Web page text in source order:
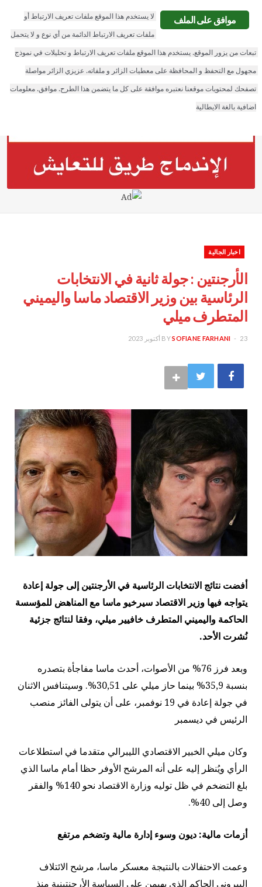
F
a
c
e
b
k
T
w
i
t
G
o
o
g
l
L
i
n
k
e
n
الجالية نيوز
اخبار الجالية
الأرجنتين : جولة ثانية في الانتخابات
الرئاسية بين وزير الاقتصاد ماسا واليميني
المتطرف ميلي
BYSOFIANE FARHANI 23 أكتوبر 2023
أفضت نتائج الانتخابات الرئاسية في الأرجنتين إلى جولة إعادة
يتواجه فيها وزير الاقتصاد سيرخيو ماسا مع المناهض للمؤسسة
الحاكمة واليميني المتطرف خافيير ميلي، وفقا لنتائج جزئية
نُشرت الأحد.
وبعد فرز 76% من الأصوات، أحدث ماسا مفاجأة بتصدره
بنسبة 35,9% بينما حاز ميلي على 30,51%. وسيتنافس الاثنان
في جولة إعادة في 19 نوفمبر، على أن يتولى الفائز منصب
الرئيس في ديسمبر
وكان ميلي الخبير الاقتصادي الليبرالي متقدما في استطلاعات
الرأي ويُنظر إليه على أنه المرشح الأوفر حظا أمام ماسا الذي
بلغ التضخم في ظل توليه وزارة الاقتصاد نحو 140% والفقر
وصل إلى 40%.
أزمات مالية: ديون وسوء إدارة مالية وتضخم مرتفع
وعمت الاحتفالات بالنتيجة معسكر ماسا، مرشح الائتلاف
البيروني الحاكم الذي يهيمن على السياسة الأرجنتينية منذ
موافق على الملف
اضافية بالغة الايطالية